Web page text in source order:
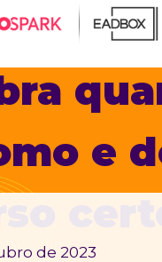
e
de 2023